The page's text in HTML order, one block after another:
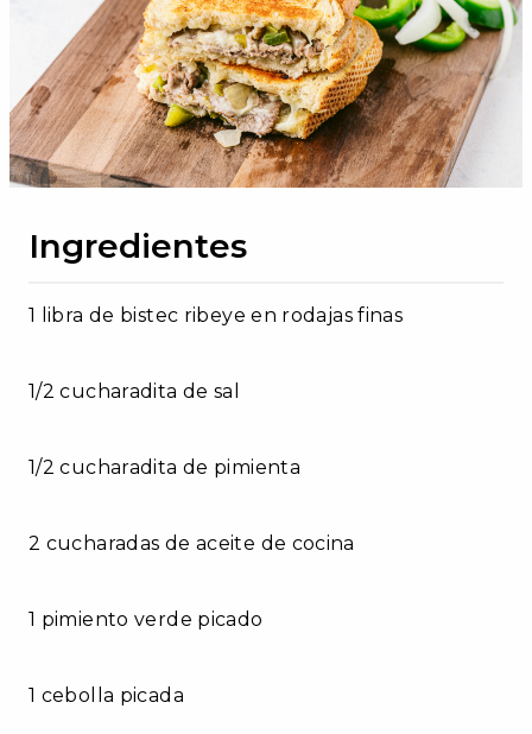
Ingredientes
1 libra de bistec ribeye en rodajas finas
1/2 cucharadita de sal
1/2 cucharadita de pimienta
2 cucharadas de aceite de cocina
1 pimiento verde picado
1 cebolla picada